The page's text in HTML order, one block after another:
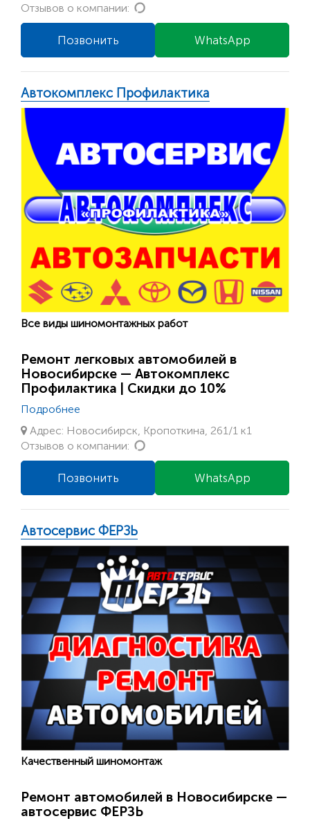
Отзывов о компании:
WhatsApp
Позвонить
Автокомплекс Профилактика
Все виды шиномонтажных работ
Ремонт легковых автомобилей в
Новосибирске — Автокомплекс
Профилактика | Скидки до 10%
Подробнее
Адрес: Новосибирск, Кропоткина, 261/1 к1
Отзывов о компании:
WhatsApp
Позвонить
Автосервис ФЕРЗЬ
Качественный шиномонтаж
Ремонт автомобилей в Новосибирске —
автосервис ФЕРЗЬ